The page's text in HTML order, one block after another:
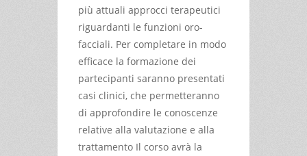
più attuali approcci terapeutici
riguardanti le funzioni oro-
facciali. Per completare in modo
efficace la formazione dei
partecipanti saranno presentati
casi clinici, che permetteranno
di approfondire le conoscenze
relative alla valutazione e alla
trattamento Il corso avrà la